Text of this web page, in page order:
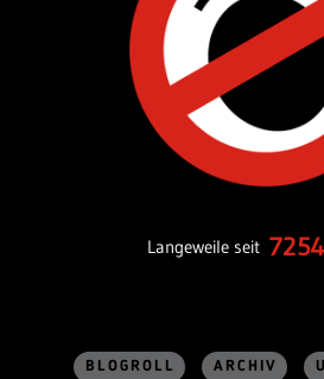
Langeweile seit 7254
BLOGROLL ARCHIV